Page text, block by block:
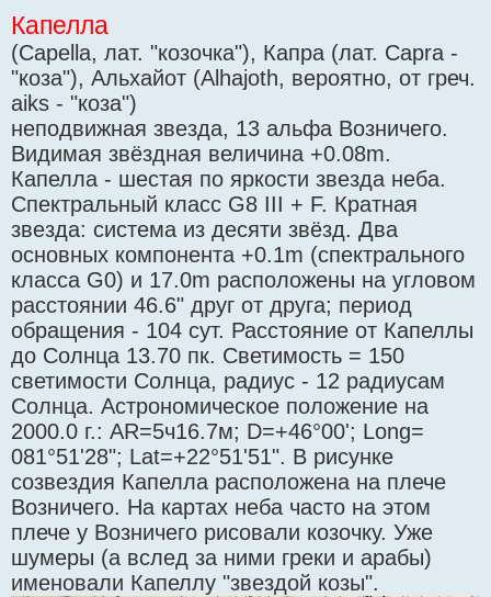
Капелла
(Capella, лат. "козочка"), Капра (лат. Capra -
"коза"), Альхайот (Alhajoth, вероятно, от греч.
aiks - "коза")
неподвижная звезда, 13 альфа Возничего.
Видимая звёздная величина +0.08m.
Капелла - шестая по яркости звезда неба.
Спектральный класс G8 III + F. Кратная
звезда: система из десяти звёзд. Два
основных компонента +0.1m (спектрального
класса G0) и 17.0m расположены на угловом
расстоянии 46.6" друг от друга; период
обращения - 104 сут. Расстояние от Капеллы
до Солнца 13.70 пк. Светимость = 150
светимости Солнца, радиус - 12 радиусам
Солнца. Астрономическое положение на
2000.0 г.: AR=5ч16.7м; D=+46°00'; Long=
081°51'28"; Lat=+22°51'51". В рисунке
созвездия Капелла расположена на плече
Возничего. На картах неба часто на этом
плече у Возничего рисовали козочку. Уже
шумеры (а вслед за ними греки и арабы)
именовали Капеллу "звездой козы".